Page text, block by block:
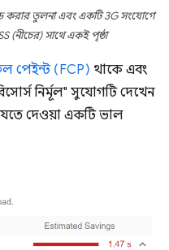
করার তুলনা এবং একটি 3G সংযোগে
(নীচের) সাথে একই পৃষ্ঠা
পেইন্ট (FCP) থাকে এবং
নির্মূল" সুযোগটি দেখেন
দেওয়া একটি ভাল